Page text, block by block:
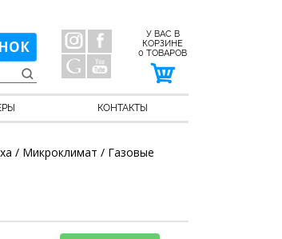
У ВАС В
КОРЗИНЕ
0 ТОВАРОВ
КОНТАКТЫ
/ Микроклимат / Газовые